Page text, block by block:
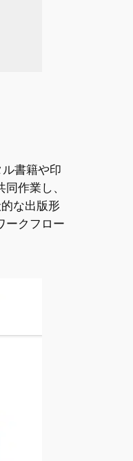
書籍や印
作業し、
な出版形
ークフロー